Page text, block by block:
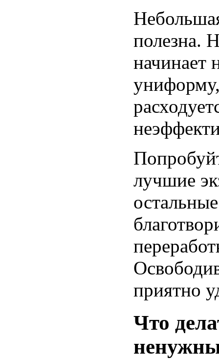
полезна.
начинает
лучшие
приятно
Что